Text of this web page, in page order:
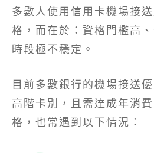
多數人使用信用卡機場接
格，而在於：資格門檻高
時段極不穩定。
目前多數銀行的機場接送
高階卡別，且需達成年消
格，也常遇到以下情況：